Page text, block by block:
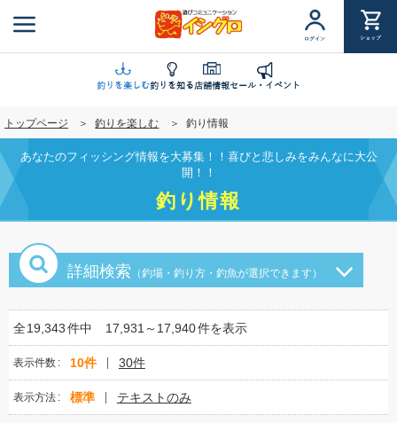
ン
に
移
動
ログイン ショップ
釣りを楽しむ釣りを知る店舗情報セール・イベント
トップページ 釣りを楽しむ 釣り情報
あなたのフィッシング情報を大募集！！喜びと悲しみをみんなに大公
開！！
釣り情報
詳細検索 （釣場・釣り方・釣魚が選択できます）
全19,343件中 17,931～17,940件を表示
表示件数 10件 30件
表示方法 標準 テキストのみ